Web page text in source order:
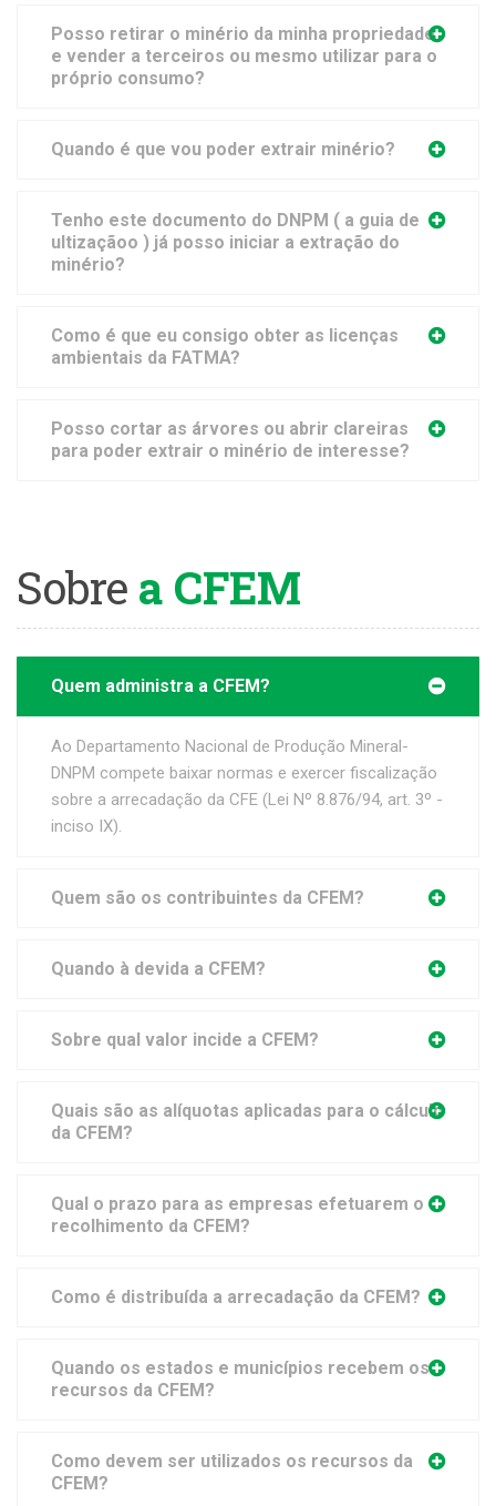
Posso retirar o minério da minha propriedade
e vender a terceiros ou mesmo utilizar para o
próprio consumo?
Quando é que vou poder extrair minério?
Tenho este documento do DNPM ( a guia de
ultizaçãoo ) já posso iniciar a extração do
minério?
Como é que eu consigo obter as licenças
ambientais da FATMA?
Posso cortar as árvores ou abrir clareiras
para poder extrair o minério de interesse?
Sobre a CFEM
Quem administra a CFEM?
Ao Departamento Nacional de Produção Mineral-
DNPM compete baixar normas e exercer fiscalização
sobre a arrecadação da CFE (Lei Nº 8.876/94, art. 3º -
inciso IX).
Quem são os contribuintes da CFEM?
Quando à devida a CFEM?
Sobre qual valor incide a CFEM?
Quais são as alíquotas aplicadas para o cálculo
da CFEM?
Qual o prazo para as empresas efetuarem o
recolhimento da CFEM?
Como é distribuída a arrecadação da CFEM?
Quando os estados e municípios recebem os
recursos da CFEM?
Como devem ser utilizados os recursos da
CFEM?